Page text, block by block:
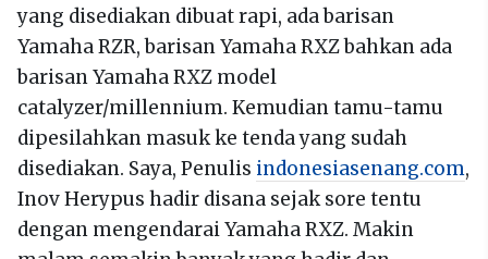
yang disediakan dibuat rapi, ada barisan
Yamaha RZR, barisan Yamaha RXZ bahkan ada
barisan Yamaha RXZ model
catalyzer/millennium. Kemudian tamu-tamu
dipesilahkan masuk ke tenda yang sudah
disediakan. Saya, Penulis indonesiasenang.com,
Inov Herypus hadir disana sejak sore tentu
dengan mengendarai Yamaha RXZ. Makin